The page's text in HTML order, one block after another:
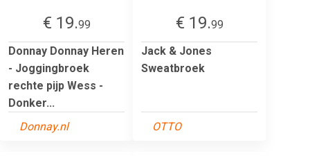
€ 19.99
Donnay Donnay Heren
- Joggingbroek
rechte pijp Wess -
Donker...
Donnay.nl
€ 19.99
Jack & Jones
Sweatbroek
OTTO